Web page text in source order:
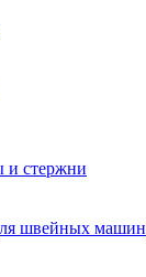
и стержни
швейных машин